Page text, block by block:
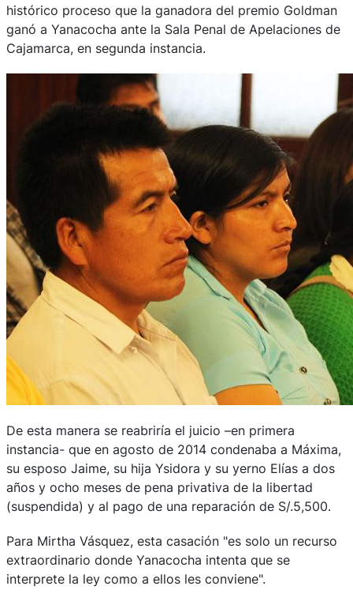
histórico proceso que la ganadora del premio Goldman
ganó a Yanacocha ante la Sala Penal de Apelaciones de
Cajamarca, en segunda instancia.
De esta manera se reabriría el juicio –en primera
instancia- que en agosto de 2014 condenaba a Máxima,
su esposo Jaime, su hija Ysidora y su yerno Elías a dos
años y ocho meses de pena privativa de la libertad
(suspendida) y al pago de una reparación de S/.5,500.
Para Mirtha Vásquez, esta casación "es solo un recurso
extraordinario donde Yanacocha intenta que se
interprete la ley como a ellos les conviene".